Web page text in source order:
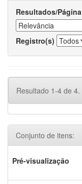
Resultados/Página
Registro(s)
Resultado 1-4 de 4.
Conjunto de itens:
Pré-visualização